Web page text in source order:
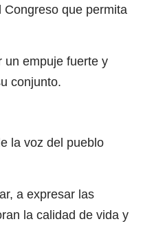
que permita
un empuje fuerte y
conjunto.
la voz del pueblo
a expresar las
la calidad de vida y